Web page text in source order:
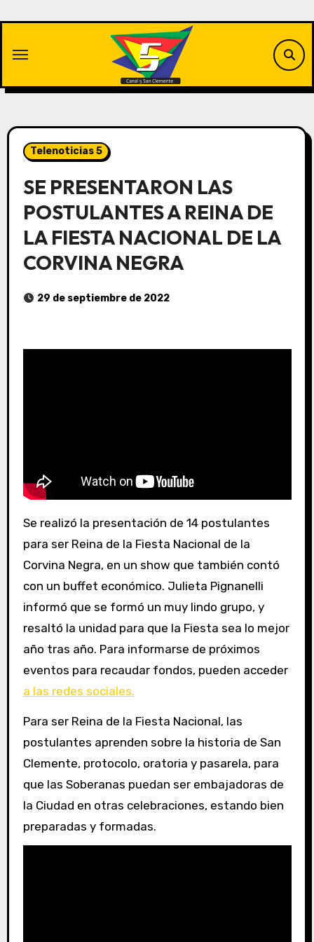
contenido
Telenoticias 5
SE PRESENTARON LAS
POSTULANTES A REINA DE
LA FIESTA NACIONAL DE LA
CORVINA NEGRA
29 de septiembre de 2022
Se realizó la presentación de 14 postulantes
para ser Reina de la Fiesta Nacional de la
Corvina Negra, en un show que también contó
con un buffet económico. Julieta Pignanelli
informó que se formó un muy lindo grupo, y
resaltó la unidad para que la Fiesta sea lo mejor
año tras año. Para informarse de próximos
eventos para recaudar fondos, pueden acceder
a las redes sociales.
Para ser Reina de la Fiesta Nacional, las
postulantes aprenden sobre la historia de San
Clemente, protocolo, oratoria y pasarela, para
que las Soberanas puedan ser embajadoras de
la Ciudad en otras celebraciones, estando bien
preparadas y formadas.